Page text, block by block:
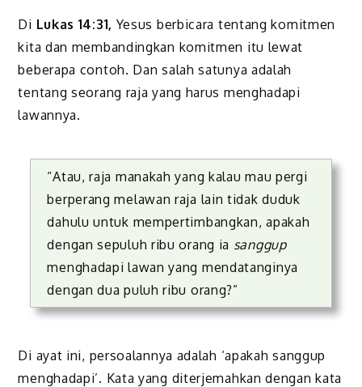
Di Lukas 14:31, Yesus berbicara tentang komitmen
kita dan membandingkan komitmen itu lewat
beberapa contoh. Dan salah satunya adalah
tentang seorang raja yang harus menghadapi
lawannya.
“Atau, raja manakah yang kalau mau pergi
berperang melawan raja lain tidak duduk
dahulu untuk mempertimbangkan, apakah
dengan sepuluh ribu orang ia sanggup
menghadapi lawan yang mendatanginya
dengan dua puluh ribu orang?”
Di ayat ini, persoalannya adalah ‘apakah sanggup
menghadapi’. Kata yang diterjemahkan dengan kata